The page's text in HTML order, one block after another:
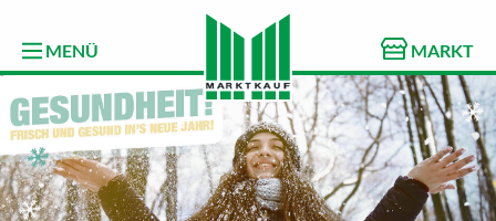
MENÜ MARKT